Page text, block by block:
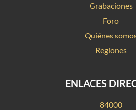
Grabaciones
Foro
Quiénes
Regiones
ENLACES
84000